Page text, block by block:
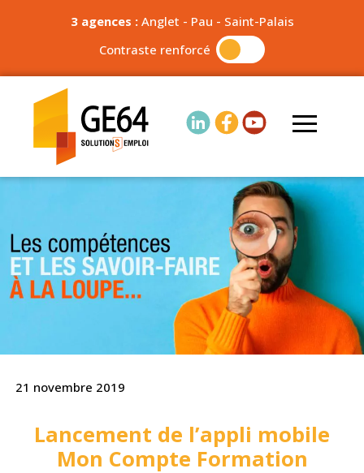
3 agences : Anglet - Pau - Saint-Palais
Contraste renforcé
21 novembre 2019
Lancement de l’appli mobile
Mon Compte Formation